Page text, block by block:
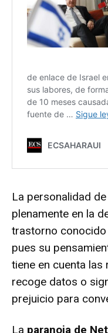
La personalidad de
plenamente en la
trastorno
pues su
tiene en cuenta
recoge datos o
prejuicio para
La paranoia de